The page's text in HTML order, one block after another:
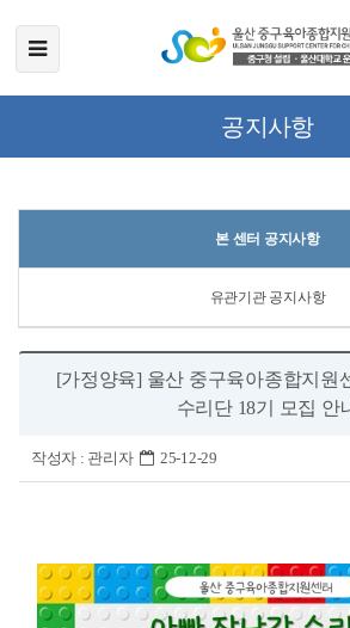
공지사항
본 센터 공지사항
유관기관 공지사항
[가정양육] 울산 중구육아종합지원
수리단 18기 모집 안
작성자 : 관리자 25-12-29